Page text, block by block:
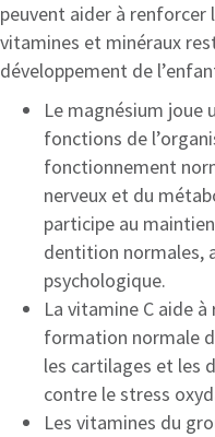
peuvent aider à
vitamines et minéraux
développement de
Le magnésium joue
fonctions de
fonctionnement
nerveux et du
participe au
dentition normales,
psychologique.
La vitamine C aide
formation normale
les cartilages et les
contre le stress
Les vitamines du